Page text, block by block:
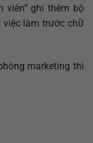
viên” ghi thêm bộ
việc làm trước chữ
marketing thì